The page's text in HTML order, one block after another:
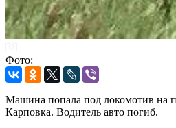
Фото:
Машина попала под локомотив на
Карповка. Водитель авто погиб.